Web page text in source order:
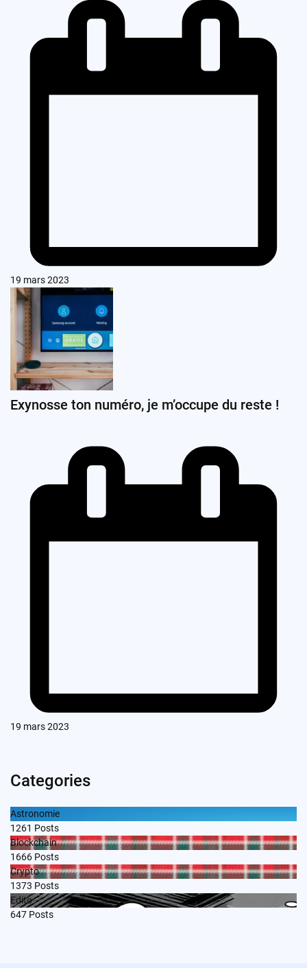
19 mars 2023
Exynosse ton numéro, je m’occupe du reste !
19 mars 2023
Categories
Astronomie
1261 Posts
Blockchain
1666 Posts
Crypto
1373 Posts
Edito
647 Posts